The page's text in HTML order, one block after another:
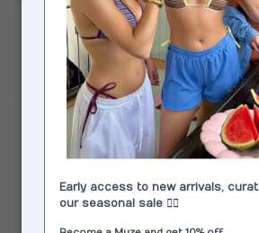
MAS1
MAS1 Bruna Bag Black
MOLIANE
MOLIANE Sunset Earrings
Silver